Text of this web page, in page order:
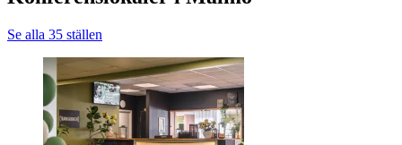
Se alla 35 ställen